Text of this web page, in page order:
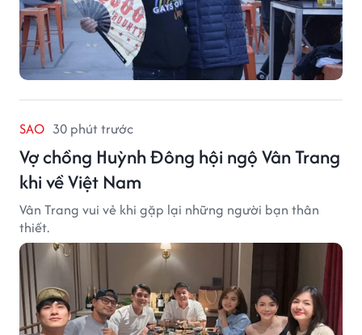
SAO 30 phút trước
Vợ chồng Huỳnh Đông hội ngộ Vân Trang
khi về Việt Nam
Vân Trang vui vẻ khi gặp lại những người bạn thân
thiết.